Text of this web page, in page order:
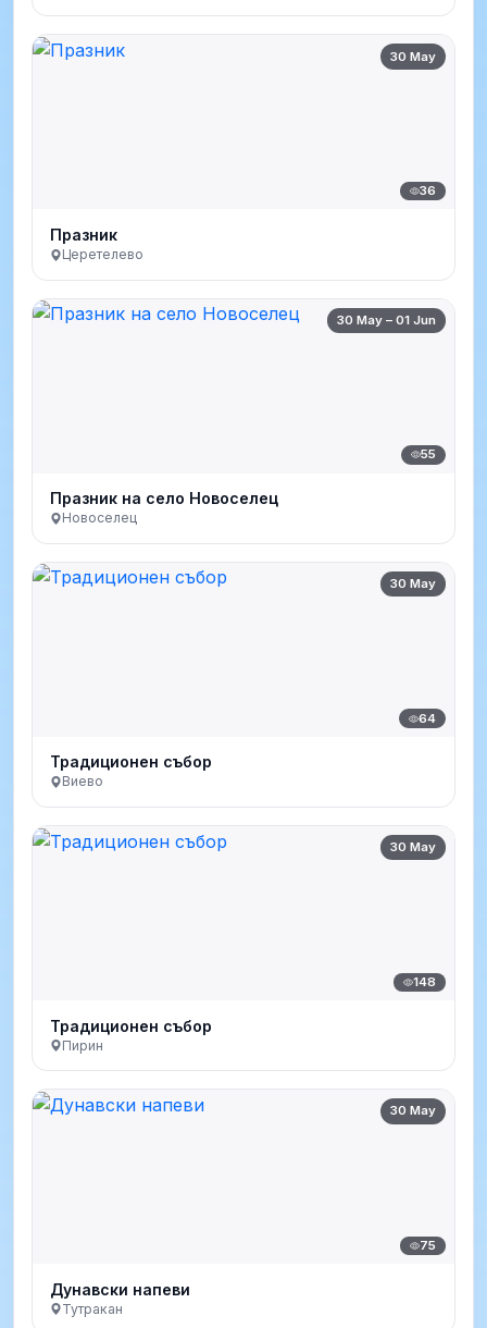
30 May
36
Празник
Церетелево
30 May – 01 Jun
55
Празник на село Новоселец
Новоселец
30 May
64
Традиционен събор
Виево
30 May
148
Традиционен събор
Пирин
30 May
75
Дунавски напеви
Тутракан